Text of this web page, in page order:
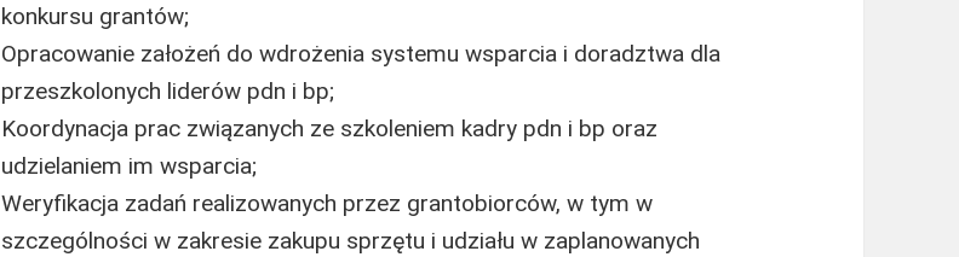
konkursu grantów;
Opracowanie założeń do wdrożenia systemu wsparcia i doradztwa dla
przeszkolonych liderów pdn i bp;
Koordynacja prac związanych ze szkoleniem kadry pdn i bp oraz
udzielaniem im wsparcia;
Weryfikacja zadań realizowanych przez grantobiorców, w tym w
szczególności w zakresie zakupu sprzętu i udziału w zaplanowanych